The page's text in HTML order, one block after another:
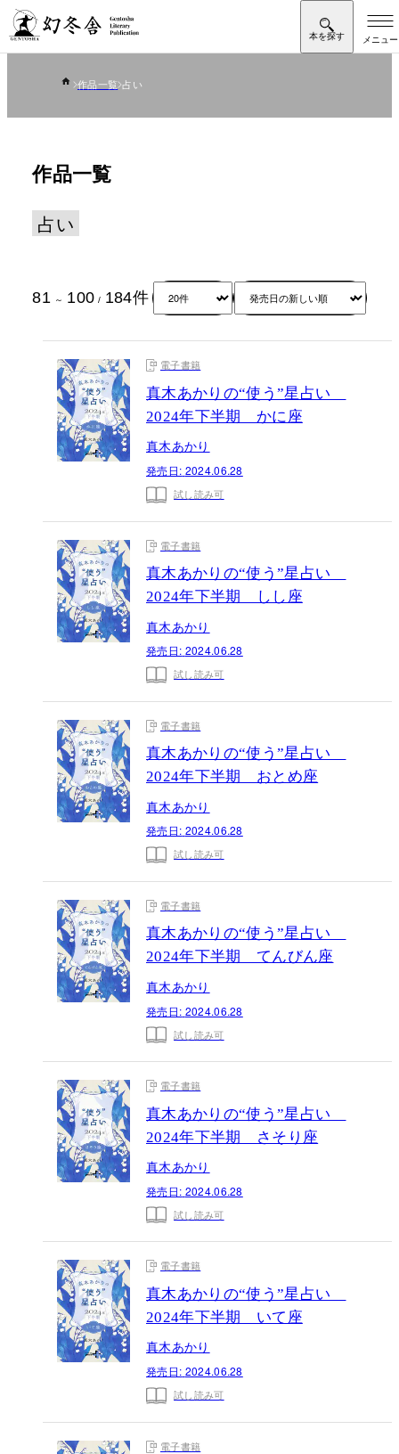
作品一覧 占い
作品一覧
占い
81 ～ 100 / 184件
電子書籍
真木あかりの“使う”星占い
2024年下半期 かに座
真木あかり
発売日: 2024.06.28
試し読み可
電子書籍
真木あかりの“使う”星占い
2024年下半期 しし座
真木あかり
発売日: 2024.06.28
試し読み可
電子書籍
真木あかりの“使う”星占い
2024年下半期 おとめ座
真木あかり
発売日: 2024.06.28
試し読み可
電子書籍
真木あかりの“使う”星占い
2024年下半期 てんびん座
真木あかり
発売日: 2024.06.28
試し読み可
電子書籍
真木あかりの“使う”星占い
2024年下半期 さそり座
真木あかり
発売日: 2024.06.28
試し読み可
電子書籍
真木あかりの“使う”星占い
2024年下半期 いて座
真木あかり
発売日: 2024.06.28
試し読み可
電子書籍